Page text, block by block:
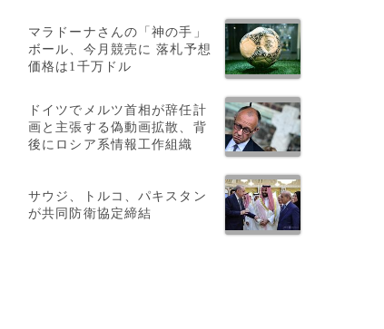
マラドーナさんの「神の手」
ボール、今月競売に 落札予想
価格は1千万ドル
ドイツでメルツ首相が辞任計
画と主張する偽動画拡散、背
後にロシア系情報工作組織
サウジ、トルコ、パキスタン
が共同防衛協定締結